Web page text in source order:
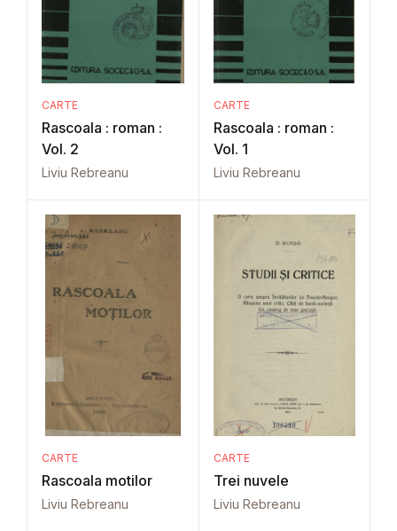
CARTE
Rascoala : roman :
Vol. 2
Liviu Rebreanu
CARTE
Rascoala : roman :
Vol. 1
Liviu Rebreanu
CARTE
Rascoala motilor
Liviu Rebreanu
CARTE
Trei nuvele
Liviu Rebreanu